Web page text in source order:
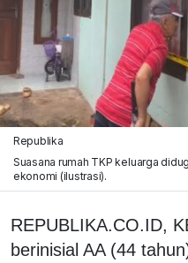
Republika
Suasana rumah TKP keluarga
ekonomi (ilustrasi).
REPUBLIKA.CO.ID,
berinisial AA (44